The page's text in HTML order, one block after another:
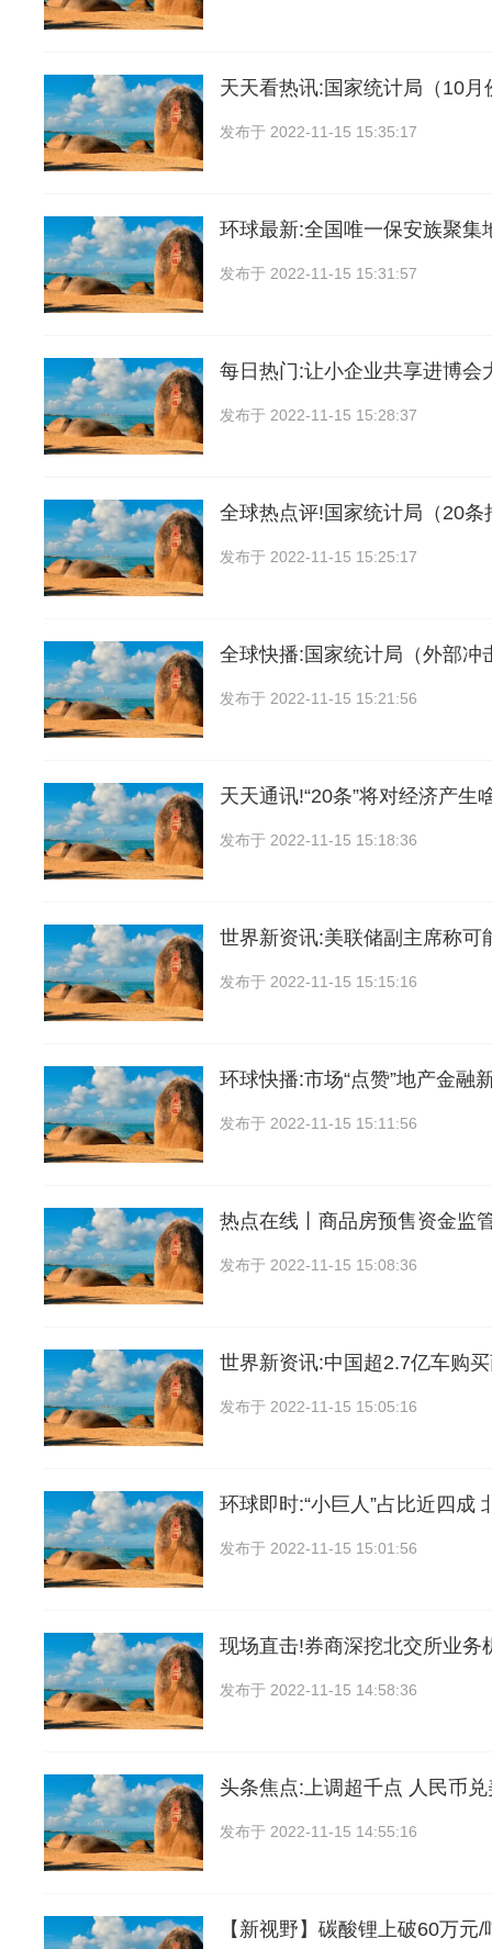
天天看热讯:国家统计局（10月
发布于 2022-11-15 15:35:17
环球最新:全国唯一保安族聚集
发布于 2022-11-15 15:31:57
每日热门:让小企业共享进博会
发布于 2022-11-15 15:28:37
全球热点评!国家统计局（20条
发布于 2022-11-15 15:25:17
全球快播:国家统计局（外部冲
发布于 2022-11-15 15:21:56
天天通讯!“20条”将对经济产生
发布于 2022-11-15 15:18:36
世界新资讯:美联储副主席称可
发布于 2022-11-15 15:15:16
环球快播:市场“点赞”地产金融
发布于 2022-11-15 15:11:56
热点在线丨商品房预售资金监
发布于 2022-11-15 15:08:36
世界新资讯:中国超2.7亿车购
发布于 2022-11-15 15:05:16
环球即时:“小巨人”占比近四成
发布于 2022-11-15 15:01:56
现场直击!券商深挖北交所业务
发布于 2022-11-15 14:58:36
头条焦点:上调超千点 人民币
发布于 2022-11-15 14:55:16
【新视野】碳酸锂上破60万元